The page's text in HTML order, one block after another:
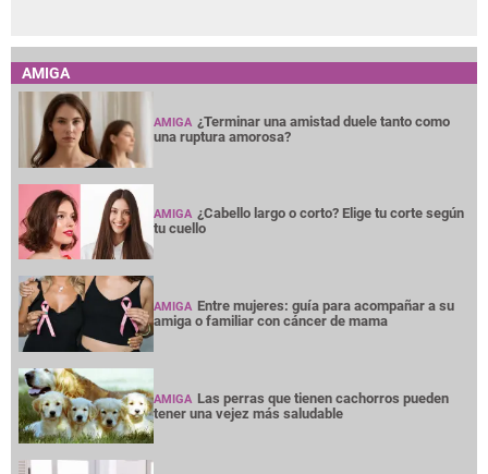
AMIGA
AMIGA ¿Terminar una amistad duele tanto como
una ruptura amorosa?
AMIGA ¿Cabello largo o corto? Elige tu corte según
tu cuello
AMIGA Entre mujeres: guía para acompañar a su
amiga o familiar con cáncer de mama
AMIGA Las perras que tienen cachorros pueden
tener una vejez más saludable